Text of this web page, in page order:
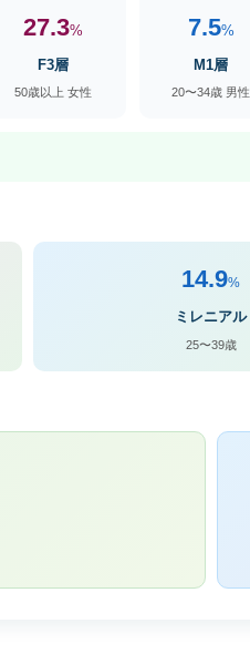
27.3%
F3層
50歳以上 女性
7.5%
M1層
20〜34歳 男性
14.9%
ミレニアル
25〜39歳